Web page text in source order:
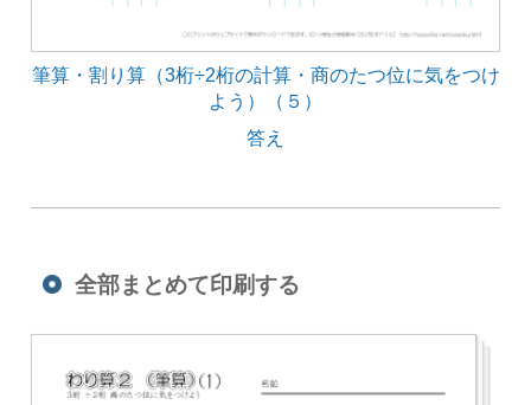
筆算・割り算（3桁÷2桁の計算・商のたつ位に気をつけ
よう）（５）
答え
全部まとめて印刷する